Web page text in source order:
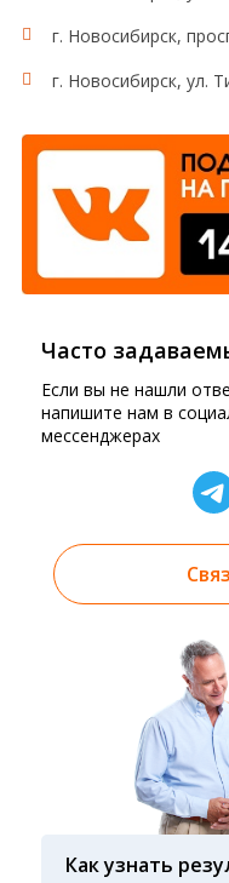
г. Новосибирск,
г. Новосибирск, ул.
Часто
Если вы не нашли
напишите нам в
мессенджерах
Как узнать
Результаты вы
вами при